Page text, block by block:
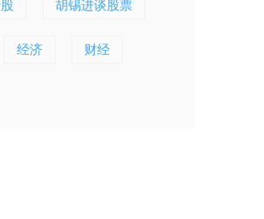
胡锡进谈股票
经济 财经